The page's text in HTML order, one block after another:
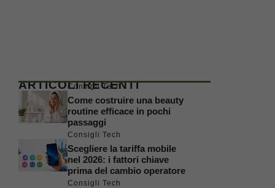
ARTICOLI RECENTI
Consigli Tech
Come costruire una beauty
routine efficace in pochi
passaggi
Consigli Tech
Scegliere la tariffa mobile
nel 2026: i fattori chiave
prima del cambio operatore
Consigli Tech